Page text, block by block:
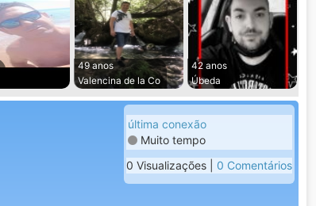
49 anos
Valencina de la Co
42 anos
Úbeda
última conexão
Muito tempo
0 Visualizações | 0 Comentários